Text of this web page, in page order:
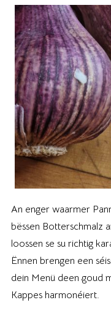
An enger waarmer
bëssen Botterschmalz
loossen se su richtig
Ënnen brengen een
dein Menü deen goud
Kappes harmonéiert.